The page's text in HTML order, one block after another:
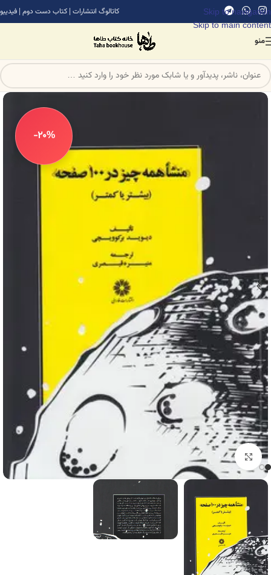
Skip to navigation
Skip to main content
کاتالوگ انتشارات | کتاب دست دوم | فیدیبو
منو
-20%
برای بزرگنمایی کلیک کنید